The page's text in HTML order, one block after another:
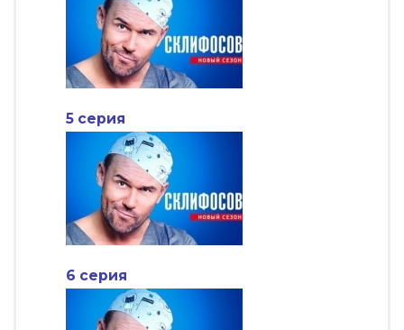
5 серия
6 серия